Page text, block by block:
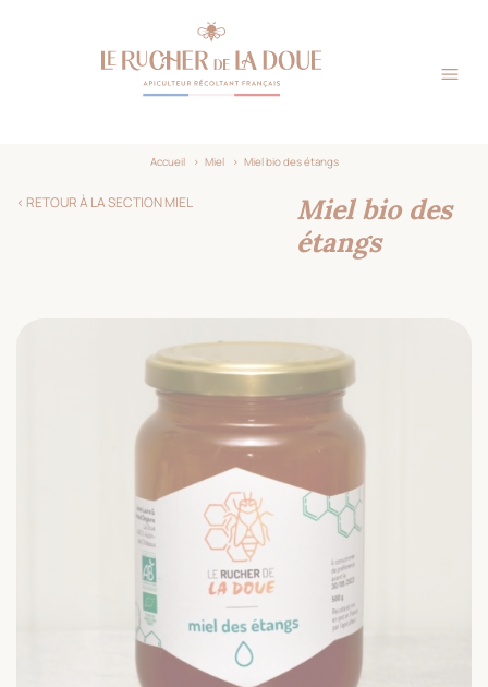
Accueil > Miel > Miel bio des étangs
< RETOUR À LA SECTION MIEL
Miel bio des
étangs